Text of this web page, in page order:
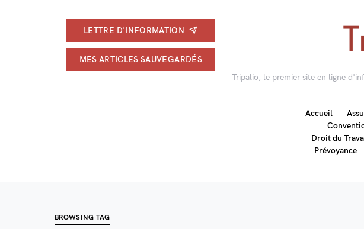
LETTRE D'INFORMATION
MES ARTICLES SAUVEGARDÉS
Tripalio, le premier site en ligne
Accueil
Droit du
Prévoyance
BROWSING TAG